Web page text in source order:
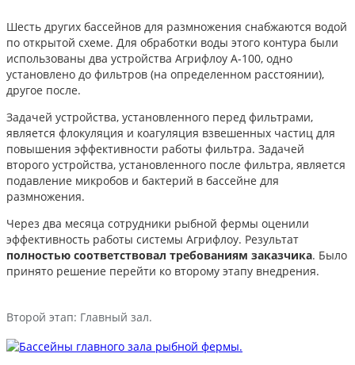
Шесть других бассейнов для размножения снабжаются водой
по открытой схеме. Для обработки воды этого контура были
использованы два устройства Агрифлоу A-100, одно
установлено до фильтров (на определенном расстоянии),
другое после.
Задачей устройства, установленного перед фильтрами,
является флокуляция и коагуляция взвешенных частиц для
повышения эффективности работы фильтра. Задачей
второго устройства, установленного после фильтра, является
подавление микробов и бактерий в бассейне для
размножения.
Через два месяца сотрудники рыбной фермы оценили
эффективность работы системы Агрифлоу. Результат
полностью соответствовал требованиям заказчика. Было
принято решение перейти ко второму этапу внедрения.
Второй этап: Главный зал.